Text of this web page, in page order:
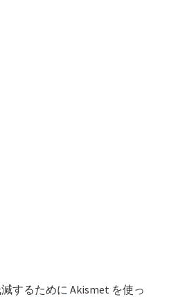
するために Akismet を使っ